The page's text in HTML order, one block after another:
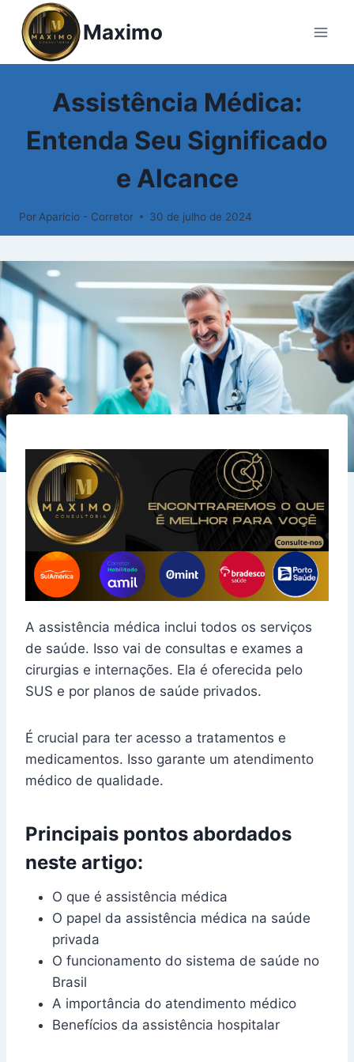
Pular
para
Maximo
Assistência Médica:
Entenda Seu Significado
e Alcance
Por Aparicio - Corretor 30 de julho de 2024
A assistência médica inclui todos os serviços
de saúde. Isso vai de consultas e exames a
cirurgias e internações. Ela é oferecida pelo
SUS e por planos de saúde privados.
É crucial para ter acesso a tratamentos e
medicamentos. Isso garante um atendimento
médico de qualidade.
Principais pontos abordados
neste artigo:
O que é assistência médica
O papel da assistência médica na saúde
privada
O funcionamento do sistema de saúde no
Brasil
A importância do atendimento médico
Benefícios da assistência hospitalar